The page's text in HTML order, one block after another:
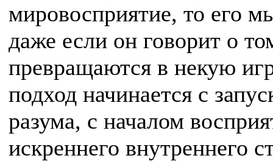
мировосприятие, то его
даже если он говорит о
превращаются в некую
подход начинается с
разума, с началом
искреннего внутреннего